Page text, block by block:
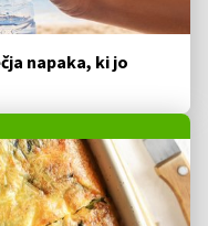
napaka, ki jo